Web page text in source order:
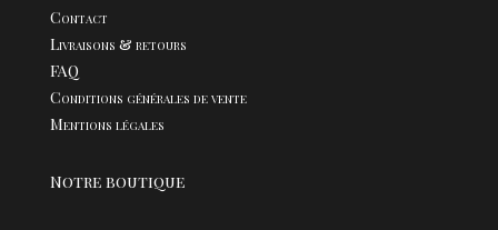
Contact
Livraisons & retours
FAQ
Conditions générales de vente
Mentions légales
Notre boutique